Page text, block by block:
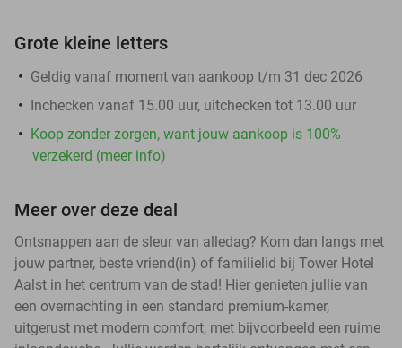
Grote kleine letters
Geldig vanaf moment van aankoop t/m 31 dec 2026
Inchecken vanaf 15.00 uur, uitchecken tot 13.00 uur
Koop zonder zorgen, want jouw aankoop is 100%
verzekerd (meer info)
Meer over deze deal
Ontsnappen aan de sleur van alledag? Kom dan langs met
jouw partner, beste vriend(in) of familielid bij Tower Hotel
Aalst in het centrum van de stad! Hier genieten jullie van
een overnachting in een standard premium-kamer,
uitgerust met modern comfort, met bijvoorbeeld een ruime